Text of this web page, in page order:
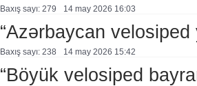
Baxış sayı: 279 14 may 2026 16:03
“Azərbaycan velosiped
Baxış sayı: 238 14 may 2026 15:42
“Böyük velosiped